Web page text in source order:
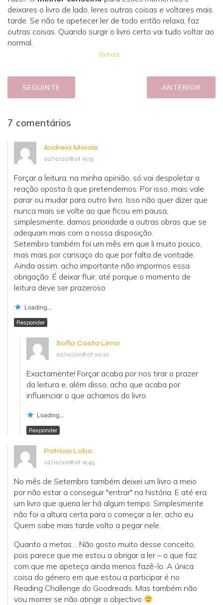
deixares o livro de lado, leres outras coisas e voltares mais
tarde. Se não te apetecer ler de todo então relaxa, faz
outras coisas. Quando surgir o livro certo vai tudo voltar ao
normal.
livros
SEGUINTE ANTERIOR
7 comentários
Andreia Morais
02/10/2018 at 19:13
Forçar a leitura, na minha opinião, só vai despoletar a
reação oposta à que pretendemos. Por isso, mais vale
parar ou mudar para outro livro. Isso não quer dizer que
nunca mais se volte ao que ficou em pausa,
simplesmente, damos prioridade a outras obras que se
adequam mais com a nossa disposição.
Setembro também foi um mês em que li muito pouco,
mas mais por cansaço do que por falta de vontade.
Ainda assim, acho importante não impormos essa
obrigação. É deixar fluir, até porque o momento de
leitura deve ser prazeroso
Loading...
Responder
Sofia Costa Lima
02/10/2018 at 20:22
Exactamente! Forçar acaba por nos tirar o prazer
da leitura e, além disso, acho que acaba por
influenciar o que achamos do livro.
Loading...
Responder
Patrícia Lobo
02/10/2018 at 19:45
No mês de Setembro também deixei um livro a meio
por não estar a conseguir "entrar" na história. E até era
um livro que queria ler há algum tempo. Simplesmente
não foi a altura certa para o começar a ler, acho eu.
Quem sabe mais tarde volto a pegar nele.
Quanto a metas… Não gosto muito desse conceito,
pois parece que me estou a obrigar a ler – o que faz
com que me apeteça ainda menos fazê-lo. A única
coisa do género em que estou a participar é no
Reading Challenge do Goodreads. Mas também não
vou morrer se não atingir o objectivo